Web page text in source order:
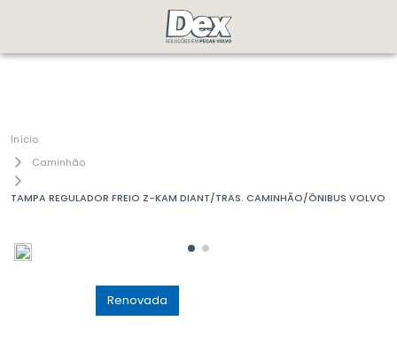
Caminhão
TAMPA REGULADOR FREIO Z-KAM DIANT/TRAS. CAMINHÃO/ÔNIBUS VOLVO
Renovada